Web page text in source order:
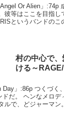
Or Alien」:74p
彼等はここを目指し
というバンドのこ
村の中心で
ける～
Day」:86p つくづく
ドだ。 ヘンなメロ
ルで、どジャーマン